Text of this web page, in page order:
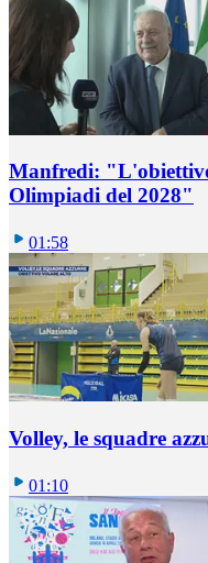
Manfredi:
Olimpiadi del 2028"
01:58
Volley, le squadre
01:10